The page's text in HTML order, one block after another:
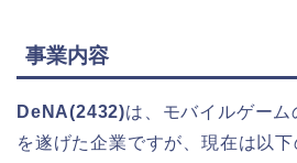
事業内容
DeNA(2432)は、モバイルゲー
を遂げた企業ですが、現在は以